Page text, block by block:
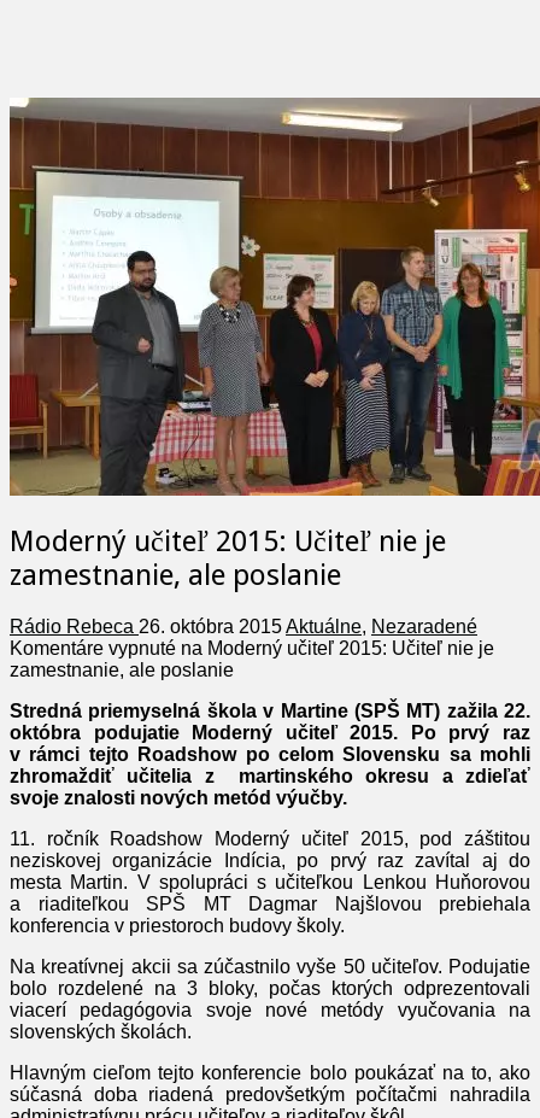
Moderný učiteľ 2015: Učiteľ nie je
zamestnanie, ale poslanie
Rádio Rebeca 26. októbra 2015Aktuálne, Nezaradené
Komentáre vypnuté na Moderný učiteľ 2015: Učiteľ nie je
zamestnanie, ale poslanie
Stredná priemyselná škola v Martine (SPŠ MT) zažila 22.
októbra podujatie Moderný učiteľ 2015. Po prvý raz
v rámci tejto Roadshow po celom Slovensku sa mohli
zhromaždiť učitelia z martinského okresu a zdieľať
svoje znalosti nových metód výučby.
11. ročník Roadshow Moderný učiteľ 2015, pod záštitou
neziskovej organizácie Indícia, po prvý raz zavítal aj do
mesta Martin. V spolupráci s učiteľkou Lenkou Huňorovou
a riaditeľkou SPŠ MT Dagmar Najšlovou prebiehala
konferencia v priestoroch budovy školy.
Na kreatívnej akcii sa zúčastnilo vyše 50 učiteľov. Podujatie
bolo rozdelené na 3 bloky, počas ktorých odprezentovali
viacerí pedagógovia svoje nové metódy vyučovania na
slovenských školách.
Hlavným cieľom tejto konferencie bolo poukázať na to, ako
súčasná doba riadená predovšetkým počítačmi nahradila